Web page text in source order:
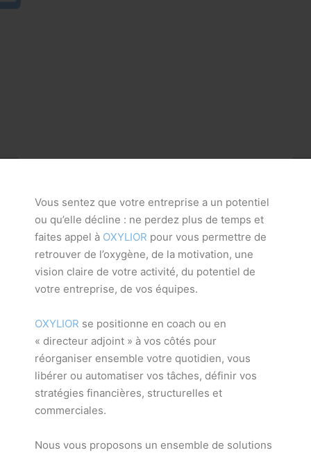
Vous sentez que votre entreprise a un potentiel
ou qu’elle décline : ne perdez plus de temps et
faites appel à OXYLIOR pour vous permettre de
retrouver de l’oxygène, de la motivation, une
vision claire de votre activité, du potentiel de
votre entreprise, de vos équipes.
OXYLIOR se positionne en coach ou en
« directeur adjoint » à vos côtés pour
réorganiser ensemble votre quotidien, vous
libérer ou automatiser vos tâches, définir vos
stratégies financières, structurelles et
commerciales.
Nous vous proposons un ensemble de solutions